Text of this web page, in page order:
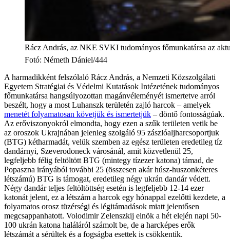
Rácz András, az NKE SVKI tudományos főmunkatársa az
Fotó: Németh Dániel/444
A harmadikként felszólaló Rácz András, a Nemzeti Közszolgálati
Egyetem Stratégiai és Védelmi Kutatások Intézetének tudományos
főmunkatársa hangsúlyozottan magánvéleményét ismertetve arról
beszélt, hogy a most Luhanszk területén zajló harcok – amelyek
menetét folyamatosan követjük és ismertetjük – döntő fontosságúak.
Az erőviszonyokról elmondta, hogy ezen a szűk területen vetik be
az oroszok Ukrajnában jelenleg szolgáló 95 zászlóaljharcsoportjuk
(BTG) kétharmadát, velük szemben az egész területen eredetileg tíz
dandárnyi, Szeverodoneck városánál, amit közvetlenül 25,
legfeljebb félig feltöltött BTG (mintegy tízezer katona) támad, de
Popaszna irányából további 25 (összesen akár húsz-huszonkéteres
létszámú) BTG is támogat, eredetileg négy ukrán dandár védett.
Négy dandár teljes feltöltöttség esetén is legfeljebb 12-14 ezer
katonát jelent, ez a létszám a harcok egy hónappal ezelőtti kezdete, a
folyamatos orosz tüzérségi és légitámadások miatt jelentősen
megcsappanhatott. Volodimir Zelenszkij elnök a hét elején napi 50-
100 ukrán katona haláláról számolt be, de a harcképes erők
létszámát a sérültek és a fogságba esettek is csökkentik.